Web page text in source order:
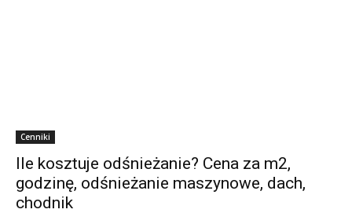
Cenniki
Ile kosztuje odśnieżanie? Cena za m2,
godzinę, odśnieżanie maszynowe, dach,
chodnik